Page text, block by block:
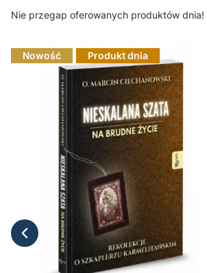
Nie przegap oferowanych produktów dnia!
Nowość Produkt dnia